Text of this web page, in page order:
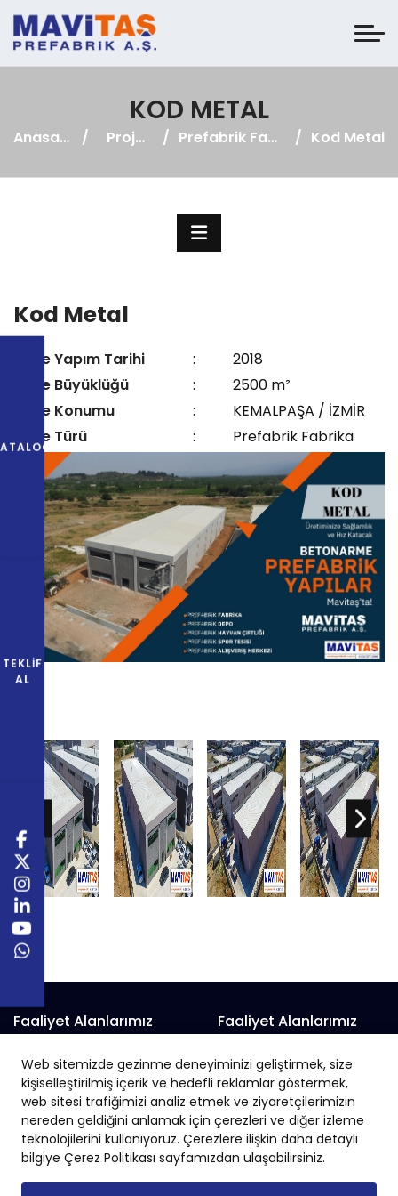
Web sitemizde gezinme deneyiminizi geliştirmek, size
kişiselleştirilmiş içerik ve hedefli reklamlar göstermek,
web sitesi trafiğimizi analiz etmek ve ziyaretçilerimizin
nereden geldiğini anlamak için çerezleri ve diğer izleme
teknolojilerini kullanıyoruz. Çerezlere ilişkin daha detaylı
bilgiye Çerez Politikası sayfamızdan ulaşabilirsiniz.
KOD METAL
Anasayfa Projeler Prefabrik Fabrika Kod Metal
Kod Metal
Proje Yapım Tarihi :
2018
Proje Büyüklüğü
:
2500 m²
Proje Konumu
:
KEMALPAŞA / İZMİR
Proje Türü
: Prefabrik Fabrika
TEKLIF
AL
Faaliyet Alanlarımız
Prefabrik Alışveriş Merkezi
Prefabrik Belediye Binaları
Prefabrik Depo
Prefabrik Okul
Prefabrik Endüstriyel Yapı
Faaliyet Alanlarımız
Prefabrik Fabrika
Prefabrik Hayvan Çiftliği
Prefabrik İnşaat
Prefabrik İş Yeri
Prefabrik Sanayi Sitesi